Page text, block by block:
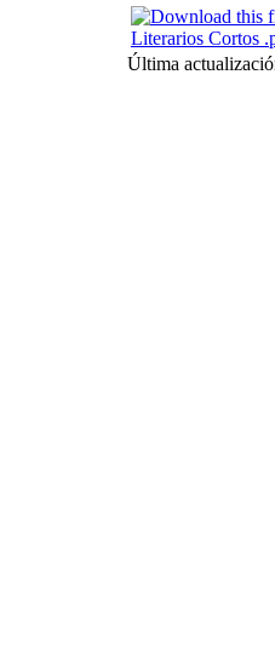
Literarios Cortos
Última